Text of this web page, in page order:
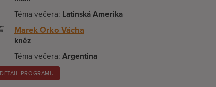
Téma večera: Latinská Amerika
Marek Orko Vácha
kněz
Téma večera: Argentina
DETAIL PROGRAMU